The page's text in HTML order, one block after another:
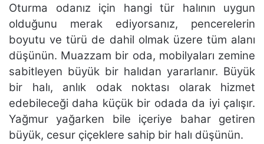
Oturma odanız için hangi tür halının uygun
olduğunu merak ediyorsanız, pencerelerin
boyutu ve türü de dahil olmak üzere tüm alanı
düşünün. Muazzam bir oda, mobilyaları zemine
sabitleyen büyük bir halıdan yararlanır. Büyük
bir halı, anlık odak noktası olarak hizmet
edebileceği daha küçük bir odada da iyi çalışır.
Yağmur yağarken bile içeriye bahar getiren
büyük, cesur çiçeklere sahip bir halı düşünün.